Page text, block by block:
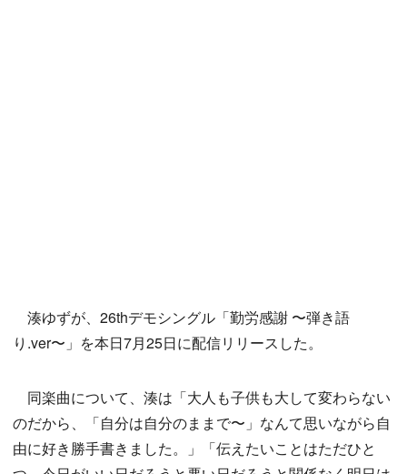
湊ゆずが、26thデモシングル「勤労感謝 〜弾き語
り.ver〜」を本日7月25日に配信リリースした。
同楽曲について、湊は「大人も子供も大して変わらない
のだから、「自分は自分のままで〜」なんて思いながら自
由に好き勝手書きました。」「伝えたいことはただひと